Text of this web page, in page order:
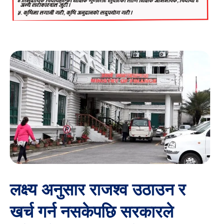
लक्ष्य अनुसार राजश्व उठाउन र
खर्च गर्न नसकेपछि सरकारले